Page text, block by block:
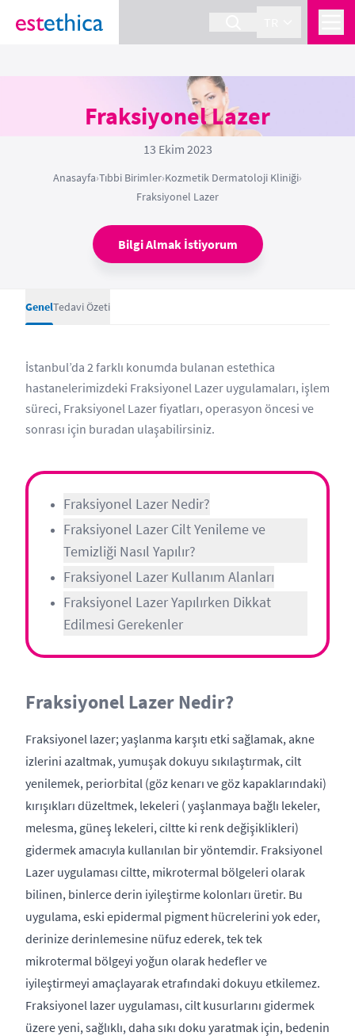
Fraksiyonel Lazer
13 Ekim 2023
Anasayfa›Tıbbi Birimler›Kozmetik Dermatoloji Kliniği›
Fraksiyonel Lazer
Bilgi Almak İstiyorum
GenelTedavi Özeti
İstanbul’da 2 farklı konumda bulanan estethica
hastanelerimizdeki Fraksiyonel Lazer uygulamaları, işlem
süreci, Fraksiyonel Lazer fiyatları, operasyon öncesi ve
sonrası için buradan ulaşabilirsiniz.
Fraksiyonel Lazer Nedir?
Fraksiyonel Lazer Cilt Yenileme ve
Temizliği Nasıl Yapılır?
Fraksiyonel Lazer Kullanım Alanları
Fraksiyonel Lazer Yapılırken Dikkat
Edilmesi Gerekenler
Fraksiyonel Lazer Nedir?
Fraksiyonel lazer; yaşlanma karşıtı etki sağlamak, akne
izlerini azaltmak, yumuşak dokuyu sıkılaştırmak, cilt
yenilemek, periorbital (göz kenarı ve göz kapaklarındaki)
kırışıkları düzeltmek, lekeleri ( yaşlanmaya bağlı lekeler,
melesma, güneş lekeleri, ciltte ki renk değişiklikleri)
gidermek amacıyla kullanılan bir yöntemdir. Fraksiyonel
Lazer uygulaması ciltte, mikrotermal bölgeleri olarak
bilinen, binlerce derin iyileştirme kolonları üretir. Bu
uygulama, eski epidermal pigment hücrelerini yok eder,
derinize derinlemesine nüfuz ederek, tek tek
mikrotermal bölgeyi yoğun olarak hedefler ve
iyileştirmeyi amaçlayarak etrafındaki dokuyu etkilemez.
Fraksiyonel lazer uygulaması, cilt kusurlarını gidermek
üzere yeni, sağlıklı, daha sıkı doku yaratmak için, bedenin